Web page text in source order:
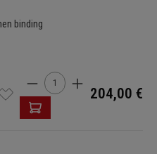
binding
Cantidad del producto:
204,00 €